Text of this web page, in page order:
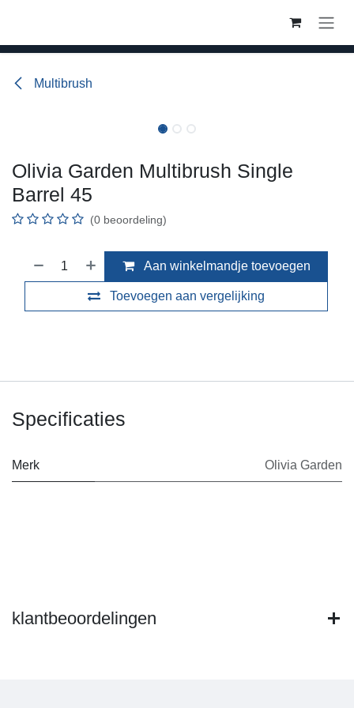
Multibrush
Olivia Garden Multibrush Single
Barrel 45
(0 beoordeling)
Aan winkelmandje toevoegen
Toevoegen aan vergelijking
Specificaties
Merk Olivia Garden
klantbeoordelingen